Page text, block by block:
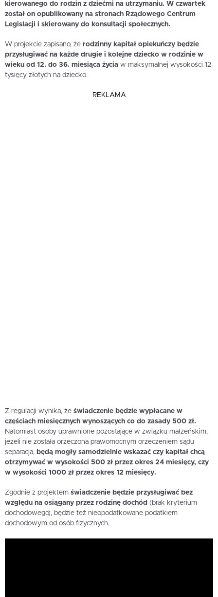
kierowanego do rodzin z dziećmi na utrzymaniu. W czwartek
został on opublikowany na stronach Rządowego Centrum
Legislacji i skierowany do konsultacji społecznych.
W projekcie zapisano, że rodzinny kapitał opiekuńczy będzie
przysługiwać na każde drugie i kolejne dziecko w rodzinie w
wieku od 12. do 36. miesiąca życia w maksymalnej wysokości 12
tysięcy złotych na dziecko.
REKLAMA
Z regulacji wynika, że świadczenie będzie wypłacane w
częściach miesięcznych wynoszących co do zasady 500 zł.
Natomiast osoby uprawnione pozostające w związku małżeńskim,
jeżeli nie została orzeczona prawomocnym orzeczeniem sądu
separacja, będą mogły samodzielnie wskazać czy kapitał chcą
otrzymywać w wysokości 500 zł przez okres 24 miesięcy, czy
w wysokości 1000 zł przez okres 12 miesięcy.
Zgodnie z projektem świadczenie będzie przysługiwać bez
względu na osiągany przez rodzinę dochód (brak kryterium
dochodowego), będzie też nieopodatkowane podatkiem
dochodowym od osób fizycznych.